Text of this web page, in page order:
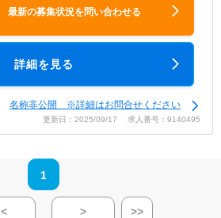
最新の募集状況を問い合わせる
詳細を見る
名称非公開 ※詳細はお問合せください
更新日：2025/09/17 求人番号：9140495
1
< > >>